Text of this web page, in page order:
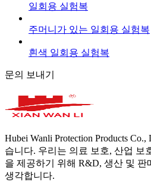
일회용 실험복
주머니가 있는 일회용 실험복
흰색 일회용 실험복
문의 보내기
Hubei Wanli Protection Products
습니다. 우리는 의료 보호, 산업 보
을 제공하기 위해 R&D, 생산 및 판
생각합니다.